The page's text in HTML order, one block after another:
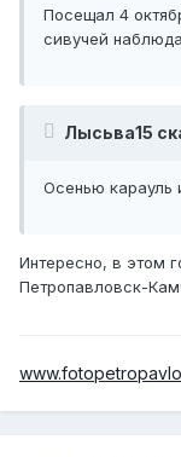
Посещал 4
сивучей
Лысьва15
Осенью карауль
Интересно, в этом
Петропавловск-